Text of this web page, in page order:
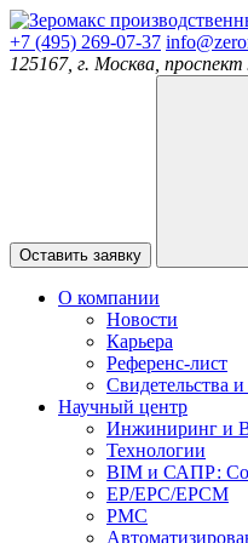
+7 (495) 269-07-37
125167, г. Москва,
Оставить заявку
О компании
Новости
Карьера
Референс-лист
Свидетельства
Научный центр
Инжиниринг и
Технологии
BIM и САПР:
EP/EPC/EPCM
PMC